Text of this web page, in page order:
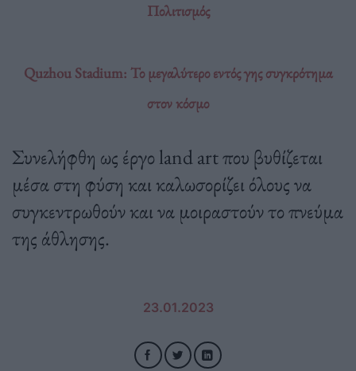
Πολιτισμός
Quzhou Stadium: Το μεγαλύτερο εντός γης συγκρότημα
στον κόσμο
Συνελήφθη ως έργο land art που βυθίζεται
μέσα στη φύση και καλωσορίζει όλους να
συγκεντρωθούν και να μοιραστούν το πνεύμα
της άθλησης.
23.01.2023